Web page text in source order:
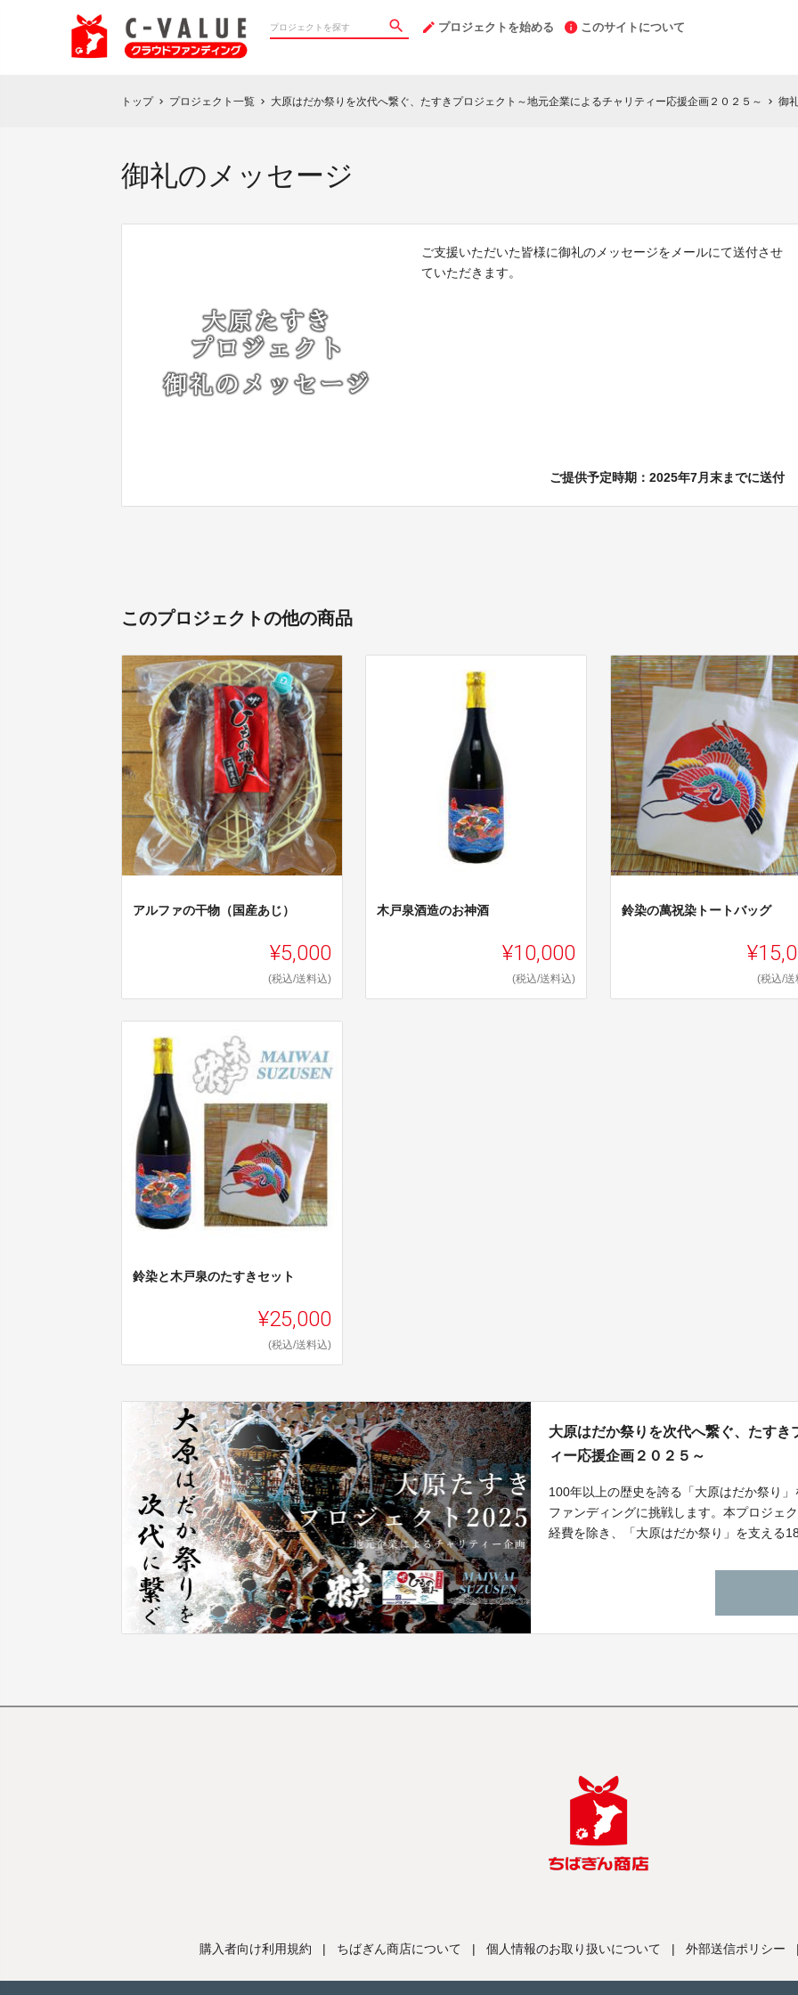
プロジェクトを始める このサイトについて
トップ chevron_right プロジェクト一覧 chevron_right 大原はだか祭りを次代へ繋ぐ、たすきプロジェクト～地元企業によるチャリティー応援企画２０２５～ chevron_right 御
御礼のメッセージ
ご支援いただいた皆様に御礼のメッセージをメールにて送付させ
ていただきます。
ご提供予定時期：2025年7月末までに送付
このプロジェクトの他の商品
アルファの干物（国産あじ）
¥5,000
(税込/送料込)
木戸泉酒造のお神酒
¥10,000
(税込/送料込)
鈴染の萬祝染トートバッグ
(税込/送
鈴染と木戸泉のたすきセット
¥25,000
(税込/送料込)
大原はだか祭りを次代へ繋ぐ、たす
ィー応援企画２０２５～
100年以上の歴史を誇る「大原はだか祭り
ファンディングに挑戦します。本プロジェ
経費を除き、「大原はだか祭り」を支える
購入者向け利用規約 | ちばぎん商店について | 個人情報のお取り扱いについて | 外部送信ポリシー